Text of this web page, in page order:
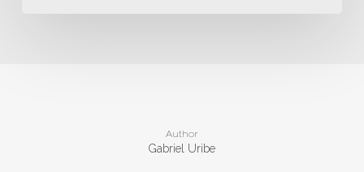
Author
Gabriel Uribe